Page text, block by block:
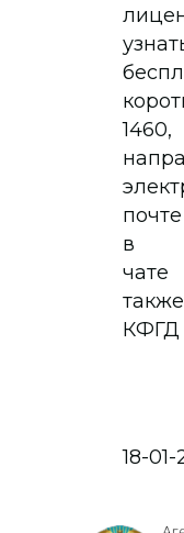
почте
в
чате
КФГД
18-